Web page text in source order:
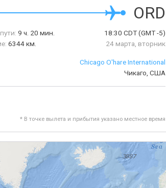
ORD
9 ч. 20 мин.
6344 км.
18:30CDT(GMT -5)
24 марта, вторник
Chicago O'hare International
Чикаго, США
* В точке вылета и прибытия указано местное время